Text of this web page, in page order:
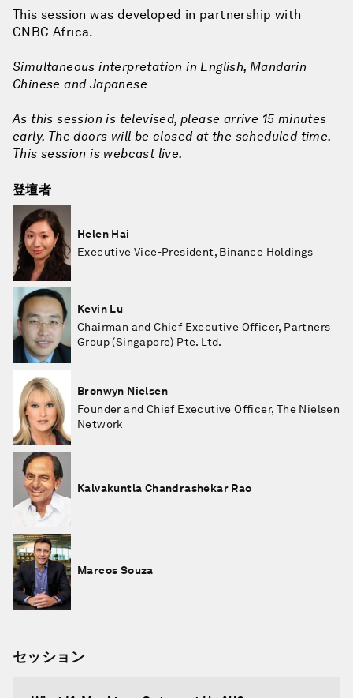
This session was developed in partnership with
CNBC Africa.
Simultaneous interpretation in English, Mandarin
Chinese and Japanese
As this session is televised, please arrive 15 minutes
early. The doors will be closed at the scheduled time.
This session is webcast live.
登壇者
Helen Hai
Executive Vice-President, Binance Holdings
Kevin Lu
Chairman and Chief Executive Officer, Partners
Group (Singapore) Pte. Ltd.
Bronwyn Nielsen
Founder and Chief Executive Officer, The Nielsen
Network
Kalvakuntla Chandrashekar Rao
Marcos Souza
セッション